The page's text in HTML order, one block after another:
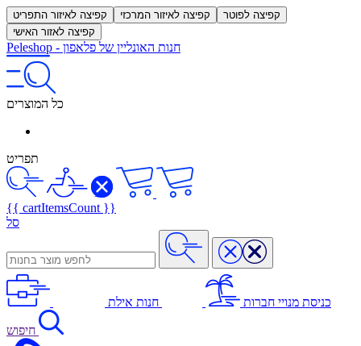
קפיצה לאיזור התפריט קפיצה לאיזור המרכזי
קפיצה לפוטר
קפיצה לאזור האישי
Peleshop - חנות האונליין של פלאפון
כל המוצרים
תפריט
{{ cartItemsCount }}
סל
כניסת מנויי חברות חנות אילת
חיפוש